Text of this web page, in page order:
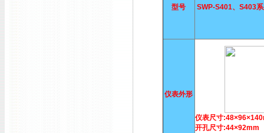
型号 SWP-S401、S403
仪表外形
仪表尺寸
开孔尺寸:44×92mm